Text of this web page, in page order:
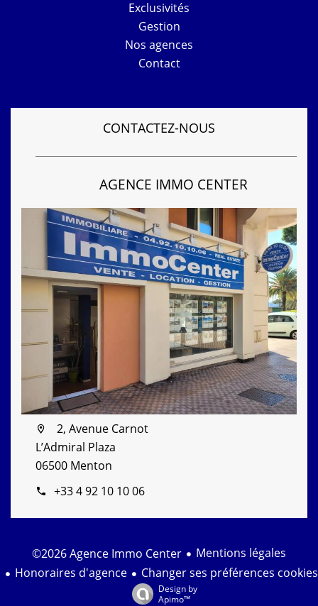
Exclusivités
Gestion
Nos agences
Contact
CONTACTEZ-NOUS
AGENCE IMMO CENTER
2, Avenue Carnot
L’Admiral Plaza
06500 Menton
+33 4 92 10 10 06
©2026 Agence Immo Center
Mentions légales
Honoraires d'agence
Changer ses préférences cookies
Design by
Apimo™